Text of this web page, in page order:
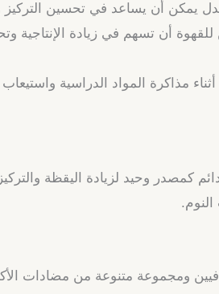
يمكن أن يساعد في تحسين التركيز
أن تسهم في زيادة الإنتاجية
مذاكرة المواد الدراسية
كمصدر وحيد لزيادة اليقظة
ومجموعة متنوعة من مضادات